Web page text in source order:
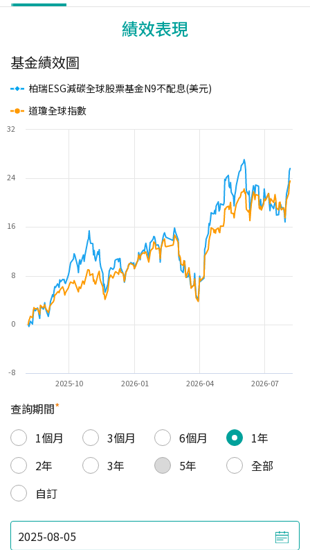
績效表現
基金績效圖
柏瑞ESG減碳全球股票基金N9不配息(美元)
道瓊全球指數
2025-10 2026-01 2026-04 2026-07
-8
0
8
16
24
32
查詢期間*
1個月
3個月 6個月
1年
2年
3年 5年
全部
自訂